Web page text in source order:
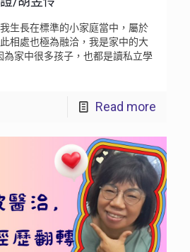
生長在標準的小家庭當中，屬於
相處也極為融洽，我是家中的大
為家中很多孩子，也都是讀私立學
Read more